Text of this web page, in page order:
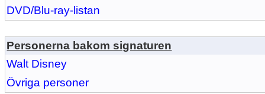
DVD/Blu-ray-listan
Personerna bakom signaturen
Walt Disney
Övriga personer